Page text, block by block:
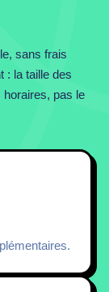
sans frais
: la taille des
horaires, pas le